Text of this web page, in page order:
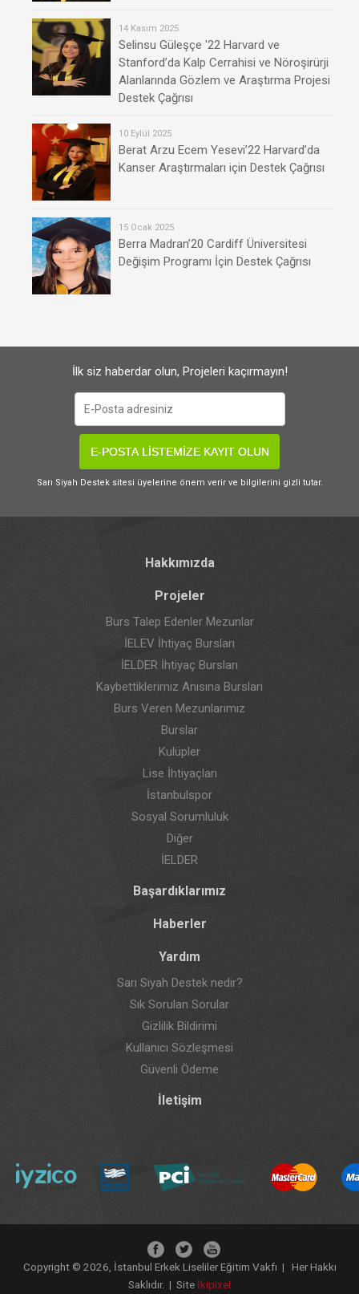
14 Kasım 2025
Selinsu Güleşçe '22 Harvard ve
Stanford’da Kalp Cerrahisi ve Nöroşirürji
Alanlarında Gözlem ve Araştırma Projesi
Destek Çağrısı
10 Eylül 2025
Berat Arzu Ecem Yesevi’22 Harvard’da
Kanser Araştırmaları için Destek Çağrısı
15 Ocak 2025
Berra Madran’20 Cardiff Üniversitesi
Değişim Programı İçin Destek Çağrısı
İlk siz haberdar olun, Projeleri kaçırmayın!
E-POSTA LİSTEMİZE KAYIT OLUN
Sarı Siyah Destek sitesi üyelerine önem verir ve bilgilerini gizli tutar.
Hakkımızda
Projeler
Burs Talep Edenler Mezunlar
İELEV İhtiyaç Bursları
İELDER İhtiyaç Bursları
Kaybettiklerimiz Anısına Bursları
Burs Veren Mezunlarımız
Burslar
Kulüpler
Lise İhtiyaçları
İstanbulspor
Sosyal Sorumluluk
Diğer
İELDER
Başardıklarımız
Haberler
Yardım
Sarı Siyah Destek nedir?
Sık Sorulan Sorular
Gizlilik Bildirimi
Kullanıcı Sözleşmesi
Güvenli Ödeme
İletişim
Copyright © 2026, İstanbul Erkek Liseliler Eğitim Vakfı | Her Hakkı
Saklıdır. | Site İkipixel